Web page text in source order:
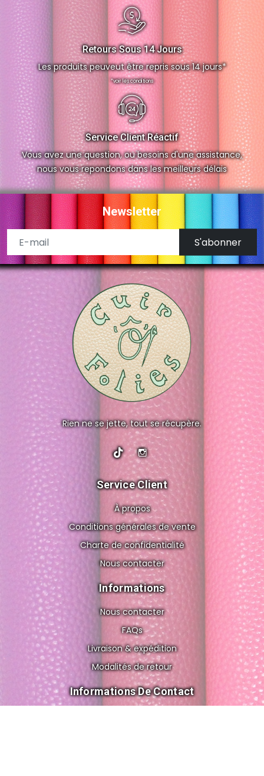
Retours Sous 14 Jours
Les produits peuveut être repris sous 14 jours*
*voir les conditions
Service Client Réactif
Vous avez une question, ou besoins d'une assistance,
nous vous repondons dans les meilleurs délais
Newsletter
S'abonner
Rien ne se jette, tout se récupère.
Service Client
À propos
Conditions générales de vente
Charte de confidentialité
Nous contacter
Informations
Nous contacter
FAQs
Livraison & expédition
Modalités de retour
Informations De Contact